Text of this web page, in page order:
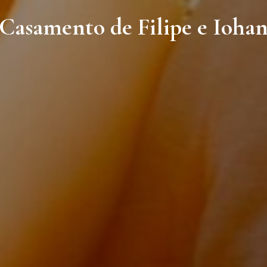
de Filipe e